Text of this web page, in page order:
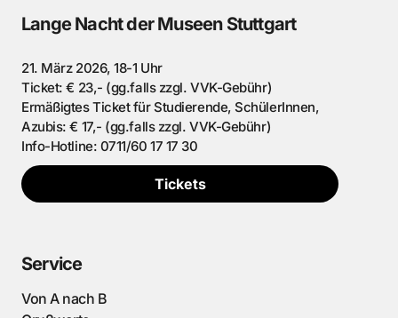
Lange Nacht der Museen Stuttgart
21. März 2026, 18-1 Uhr
Ticket: € 23,- (gg.falls zzgl. VVK-Gebühr)
Ermäßigtes Ticket für Studierende, SchülerInnen,
Azubis: € 17,- (gg.falls zzgl. VVK-Gebühr)
Info-Hotline: 0711/60 17 17 30
Tickets
Service
Von A nach B